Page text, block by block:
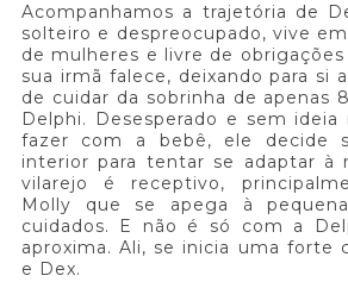
Acompanhamos a trajetória de
solteiro e despreocupado, vive
de mulheres e livre de
sua irmã falece, deixando para si
de cuidar da sobrinha de apenas
Delphi. Desesperado e sem
fazer com a bebê, ele decide
interior para tentar se adaptar à
vilarejo é receptivo,
Molly que se apega à
cuidados. E não é só com a
aproxima. Ali, se inicia uma forte
e Dex.